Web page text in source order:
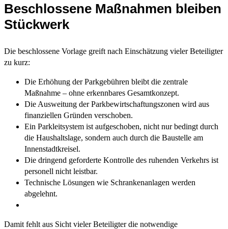
Beschlossene Maßnahmen bleiben
Stückwerk
Die beschlossene Vorlage greift nach Einschätzung vieler Beteiligter
zu kurz:
Die Erhöhung der Parkgebühren bleibt die zentrale
Maßnahme – ohne erkennbares Gesamtkonzept.
Die Ausweitung der Parkbewirtschaftungszonen wird aus
finanziellen Gründen verschoben.
Ein Parkleitsystem ist aufgeschoben, nicht nur bedingt durch
die Haushaltslage, sondern auch durch die Baustelle am
Innenstadtkreisel.
Die dringend geforderte Kontrolle des ruhenden Verkehrs ist
personell nicht leistbar.
Technische Lösungen wie Schrankenanlagen werden
abgelehnt.
Damit fehlt aus Sicht vieler Beteiligter die notwendige